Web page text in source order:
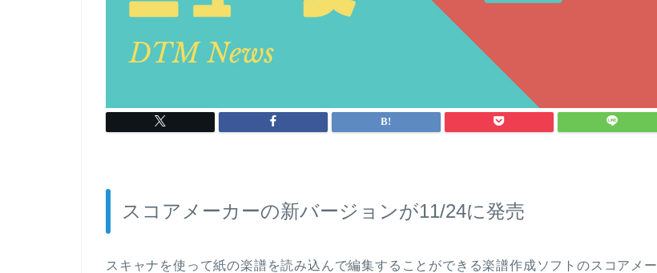
スコアメーカーの新バージョンが11/24に発売
スキャナを使って紙の楽譜を読み込んで編集することができる楽譜作成ソフトのスコアメー